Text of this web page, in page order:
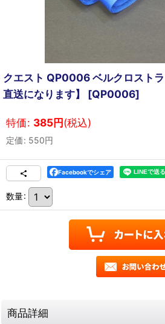
クエスト QP0006 ベルクロスト
直送になります】 [QP0006]
特価: 385円(税込)
定価: 550円
Facebookでシェア
数量:
商品詳細